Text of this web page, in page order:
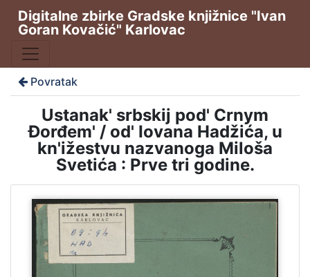
Digitalne zbirke Gradske knjižnice "Ivan
Goran Kovačić" Karlovac
Povratak
Ustanak' srbskij pod' Crnym
Đorđem' / od' Iovana Hadžića, u
kn'ižestvu nazvanoga Miloša
Svetića : Prve tri godine.